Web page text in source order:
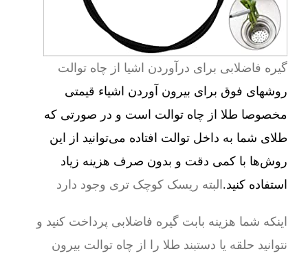
گیره فاضلابی برای درآوردن اشیا از چاه توالت
روشهای فوق برای بیرون آوردن اشیاء قیمتی
مخصوصا طلا از چاه توالت است و در صورتی که
طلای شما به داخل توالت افتاده می‌توانید از این
روش‌ها با کمی دقت و بدون صرف هزینه زیاد
استفاده کنید.البته ریسک کوچک تری وجود دارد
اینکه شما هزینه بابت گیره فاضلابی پرداخت کنید و
نتوانید حلقه یا دستبند طلا را از چاه توالت بیرون